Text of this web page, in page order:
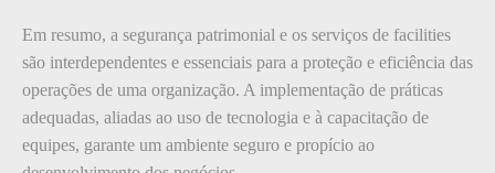
Em resumo, a segurança patrimonial e os serviços de facilities
são interdependentes e essenciais para a proteção e eficiência das
operações de uma organização. A implementação de práticas
adequadas, aliadas ao uso de tecnologia e à capacitação de
equipes, garante um ambiente seguro e propício ao